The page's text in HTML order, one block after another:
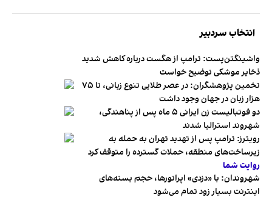
انتخاب سردبیر
واشینگتن‌پست: ترامپ از هگست درباره کاهش شدید
ذخایر موشکی توضیح خواست
تخمین پژوهشگران: در عصر طلایی تنوع زبانی، تا ۷۵
هزار زبان در جهان وجود داشت
دو فوتبالیست زن ایرانی ۵ ماه پس از پناهندگی،
شهروند استرالیا شدند
رویترز: ترامپ پس از تهدید تهران به حمله به
زیرساخت‌های منطقه، حملات گسترده را متوقف کرد
روایت شما
شهروندان:‌ با «دزدی» اپراتورها، حجم بسته‌های
اینترنت بسیار زود تمام می‌شود